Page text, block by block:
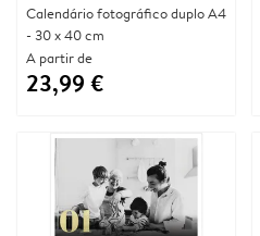
Calendário fotográfico duplo A4
- 30 x 40 cm
A partir de
23,99 €